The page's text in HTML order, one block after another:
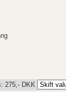
275,- DKK